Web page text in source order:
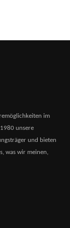
im
unsere
und bieten
was wir meinen,